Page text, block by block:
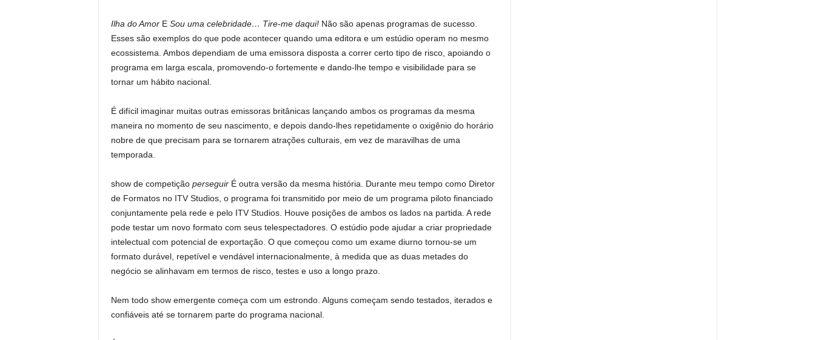
Ilha do AmorE Sou uma celebridade… Tire-me daqui!Não são apenas programas de sucesso.
Esses são exemplos do que pode acontecer quando uma editora e um estúdio operam no mesmo
ecossistema. Ambos dependiam de uma emissora disposta a correr certo tipo de risco, apoiando o
programa em larga escala, promovendo-o fortemente e dando-lhe tempo e visibilidade para se
tornar um hábito nacional.
É difícil imaginar muitas outras emissoras britânicas lançando ambos os programas da mesma
maneira no momento de seu nascimento, e depois dando-lhes repetidamente o oxigênio do horário
nobre de que precisam para se tornarem atrações culturais, em vez de maravilhas de uma
temporada.
show de competição perseguirÉ outra versão da mesma história. Durante meu tempo como Diretor
de Formatos no ITV Studios, o programa foi transmitido por meio de um programa piloto financiado
conjuntamente pela rede e pelo ITV Studios. Houve posições de ambos os lados na partida. A rede
pode testar um novo formato com seus telespectadores. O estúdio pode ajudar a criar propriedade
intelectual com potencial de exportação. O que começou como um exame diurno tornou-se um
formato durável, repetível e vendável internacionalmente, à medida que as duas metades do
negócio se alinhavam em termos de risco, testes e uso a longo prazo.
Nem todo show emergente começa com um estrondo. Alguns começam sendo testados, iterados e
confiáveis ​​até se tornarem parte do programa nacional.